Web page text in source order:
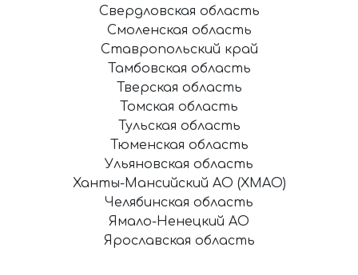
Свердловская область
Смоленская область
Ставропольский край
Тамбовская область
Тверская область
Томская область
Тульская область
Тюменская область
Ульяновская область
Ханты-Мансийский АО (ХМАО)
Челябинская область
Ямало-Ненецкий АО
Ярославская область